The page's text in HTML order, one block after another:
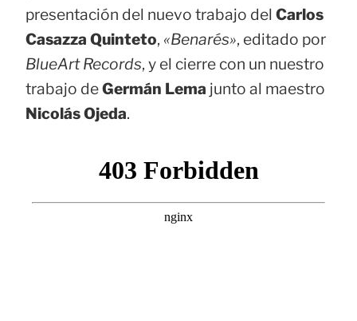
presentación del nuevo trabajo del Carlos
Casazza Quinteto, «Benarés», editado por
BlueArt Records, y el cierre con un nuestro
trabajo deGermán Lema junto al maestro
Nicolás Ojeda.